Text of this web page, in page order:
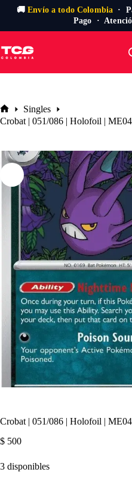
🚚Envío a todo Colombia ·
Pago ·
al
contenido
Inicio
Singles
Crobat | 051/086 | Holofoil |
Crobat | 051/086 | Holofoil |
$ 500
3 disponibles